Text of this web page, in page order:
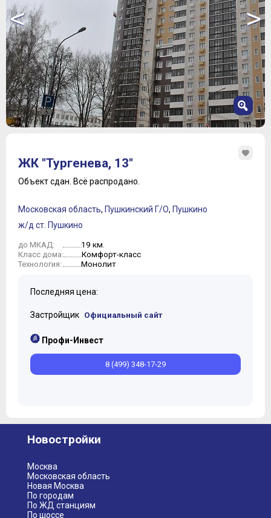
< >
3
4
6
ЖК "Тургенева, 13"
Объект сдан. Всё распродано.
Московская область, Пушкинский Г/О, Пушкино
ж/д ст. Пушкино
до МКАД: 19 км.
Класс дома: Комфорт-класс
Технология: Монолит
Последняя цена:
Застройщик Официальный сайт
Профи-Инвест
8 (499) 348-17-29
Новостройки
Москва
Московская область
Новая Москва
По городам
По ЖД станциям
По шоссе